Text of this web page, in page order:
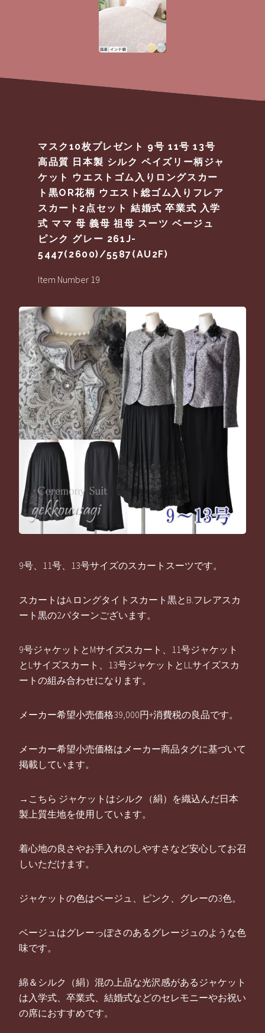
マスク10枚プレゼント 9号 11号 13号
高品質 日本製 シルク ペイズリー柄ジャ
ケット ウエストゴム入りロングスカー
ト黒OR花柄 ウエスト総ゴム入りフレア
スカート2点セット 結婚式 卒業式 入学
式 ママ 母 義母 祖母 スーツ ベージュ
ピンク グレー 261J-
5447(2600)/5587(AU2F)
Item Number 19
9号、11号、13号サイズのスカートスーツです。
スカートはA.ロングタイトスカート黒とB.フレアスカ
ート黒の2パターンございます。
9号ジャケットとМサイズスカート、11号ジャケット
とLサイズスカート、13号ジャケットとLLサイズスカ
ートの組み合わせになります。
メーカー希望小売価格39,000円+消費税の良品です。
メーカー希望小売価格はメーカー商品タグに基づいて
掲載しています。
→こちら ジャケットはシルク（絹）を織込んだ日本
製上質生地を使用しています。
着心地の良さやお手入れのしやすさなど安心してお召
しいただけます。
ジャケットの色はベージュ、ピンク、グレーの3色。
ベージュはグレーっぽさのあるグレージュのような色
味です。
綿＆シルク（絹）混の上品な光沢感があるジャケット
は入学式、卒業式、結婚式などのセレモニーやお祝い
の席におすすめです。